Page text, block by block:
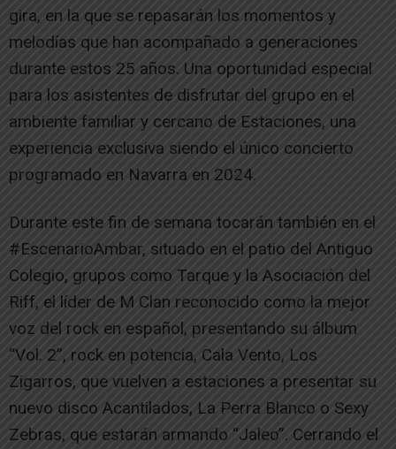
gira, en la que se repasarán los momentos y
melodías que han acompañado a generaciones
durante estos 25 años. Una oportunidad especial
para los asistentes de disfrutar del grupo en el
ambiente familiar y cercano de Estaciones, una
experiencia exclusiva siendo el único concierto
programado en Navarra en 2024.
Durante este fin de semana tocarán también en el
#EscenarioAmbar, situado en el patio del Antiguo
Colegio, grupos como Tarque y la Asociación del
Riff, el líder de M Clan reconocido como la mejor
voz del rock en español, presentando su álbum
“Vol. 2”, rock en potencia, Cala Vento, Los
Zigarros, que vuelven a estaciones a presentar su
nuevo disco Acantilados, La Perra Blanco o Sexy
Zebras, que estarán armando “Jaleo”. Cerrando el